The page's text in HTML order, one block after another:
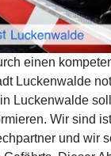
einen
Luckenwalde
Luckenwalde
Wir sind
und wir